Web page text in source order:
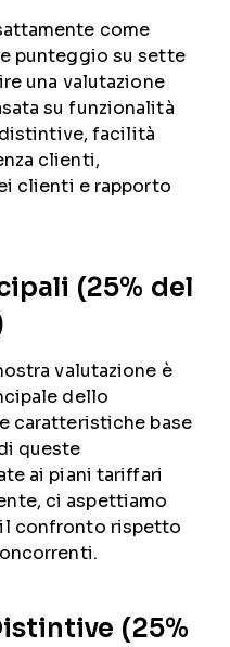
come
punteggio su sette
una valutazione
su funzionalità
facilità
clienti,
clienti e rapporto
(25% del
valutazione è
dello
caratteristiche base
queste
ai piani tariffari
ci aspettiamo
confronto rispetto
(25%